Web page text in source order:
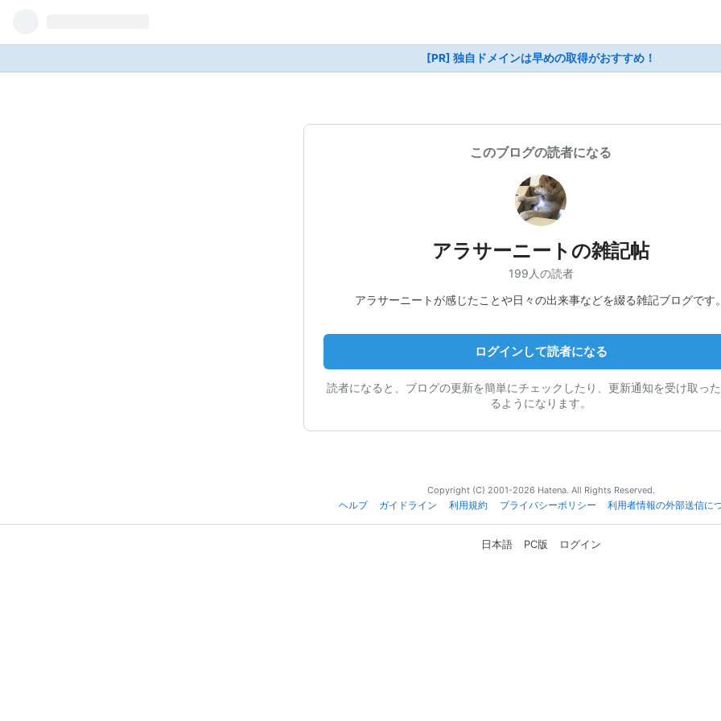
[PR] 独自ドメインは早めの取得がおすすめ！
このブログの読者になる
アラサーニートの雑記帖
199人の読者
アラサーニートが感じたことや日々の出来事などを綴る雑記ブログです
ログインして読者になる
読者になると、ブログの更新を簡単にチェックしたり、更新通知を受け取っ
るようになります。
Copyright (C) 2001-2026 Hatena. All Rights Reserved.
ヘルプ
ガイドライン 利用規約 プライバシーポリシー 利用者情報の外部送信に
日本語 PC版 ログイン